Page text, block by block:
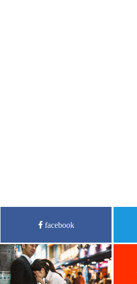
facebook